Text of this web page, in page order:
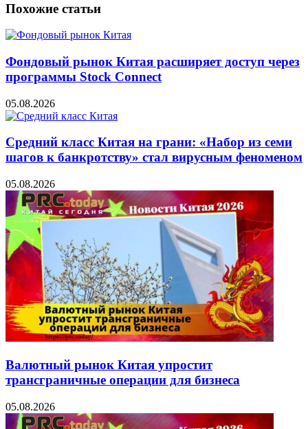
Похожие статьи
Фондовый рынок Китая расширяет доступ через
программы Stock Connect
05.08.2026
Средний класс Китая на грани: «Набор из семи
шагов к банкротству» стал вирусным феноменом
05.08.2026
Валютный рынок Китая упростит
трансграничные операции для бизнеса
05.08.2026